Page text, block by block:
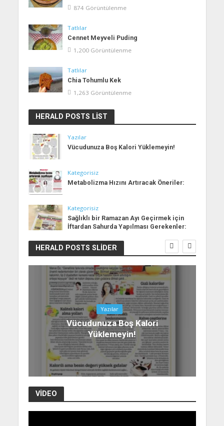
874 Görüntülenme
Tatlılar
Cennet Meyveli Puding
1,200 Görüntülenme
Tatlılar
Chia Tohumlu Kek
1,263 Görüntülenme
HERALD POSTS LIST
Yazılar
Vücudunuza Boş Kalori Yüklemeyin!
Kategorisiz
Metabolizma Hızını Artıracak Öneriler:
Kategorisiz
Sağlıklı bir Ramazan Ayı Geçirmek için
İftardan Sahurda Yapılması Gerekenler:
HERALD POSTS SLIDER
Yazılar
Vücudunuza Boş Kalori
Yüklemeyin!
VIDEO